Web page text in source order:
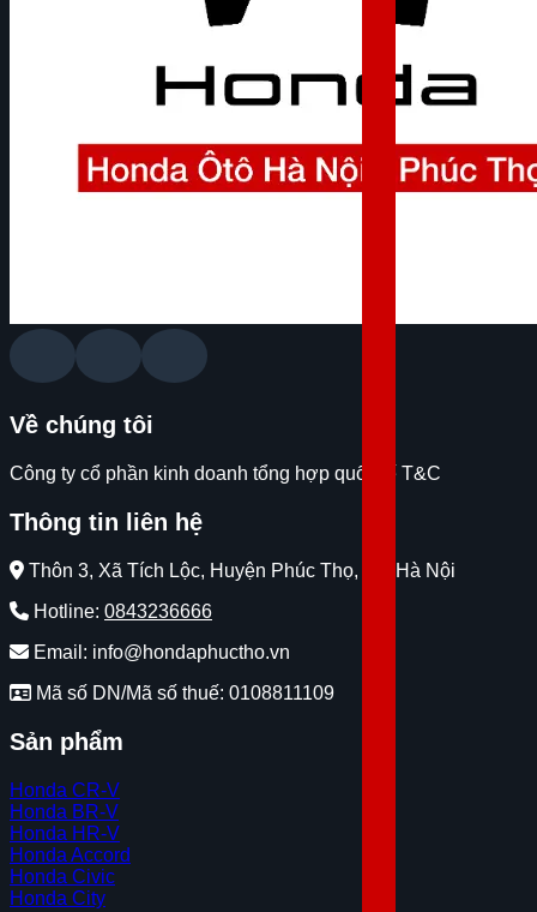
Về chúng tôi
Công ty cổ phần kinh doanh tổng hợp quốc tế T&C
Thông tin liên hệ
Thôn 3, Xã Tích Lộc, Huyện Phúc Thọ, Tp. Hà Nội
Hotline: 0843236666
Email: info@hondaphuctho.vn
Mã số DN/Mã số thuế: 0108811109
Sản phẩm
Honda CR-V
Honda BR-V
Honda HR-V
Honda Accord
Honda Civic
Honda City